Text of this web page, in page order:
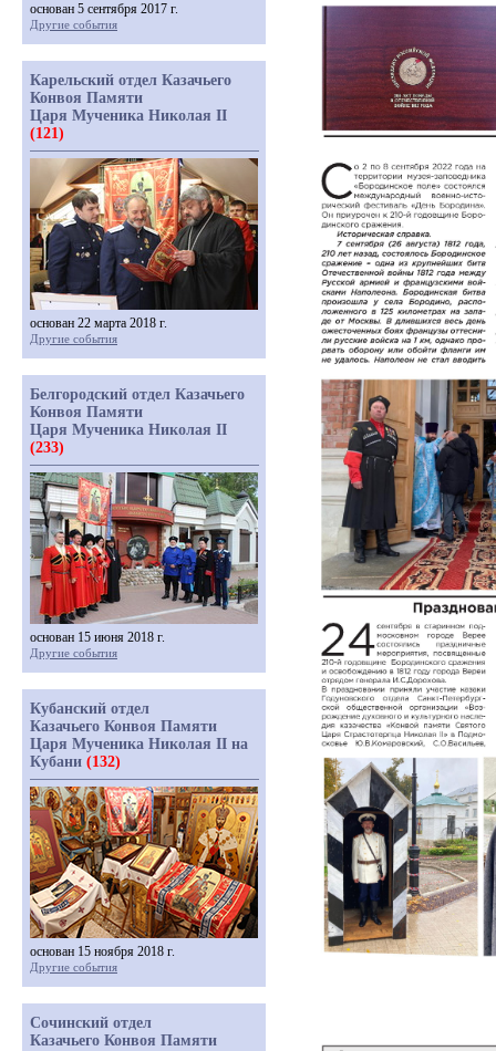
основан 5 сентября 2017 г.
Другие события
Карельский отдел Казачьего
Конвоя Памяти
Царя Мученика Николая II
(121)
основан 22 марта 2018 г.
Другие события
Белгородский отдел Казачьего
Конвоя Памяти
Царя Мученика Николая II
(233)
основан 15 июня 2018 г.
Другие события
Кубанский отдел
Казачьего Конвоя Памяти
Царя Мученика Николая II на
Кубани (132)
основан 15 ноября 2018 г.
Другие события
Сочинский отдел
Казачьего Конвоя Памяти